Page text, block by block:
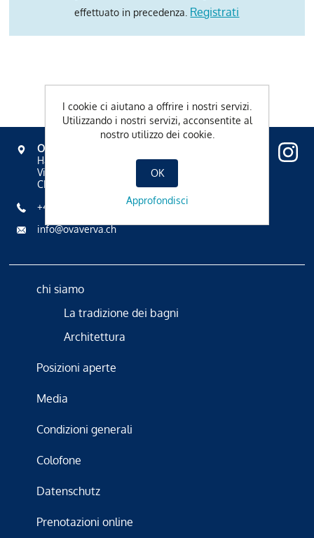
effettuato in precedenza. Registrati
OVAVERVA
Hallenbad, Spa & Sportzentrum
Via Mezdi 17
CH-7500 St. Moritz
+41 81 836 61 00
info@ovaverva.ch
chi siamo
La tradizione dei bagni
Architettura
Posizioni aperte
Media
Condizioni generali
Colofone
Datenschutz
Prenotazioni online
I cookie ci aiutano a offrire i nostri servizi.
Utilizzando i nostri servizi, acconsentite al
nostro utilizzo dei cookie.
OK
Approfondisci